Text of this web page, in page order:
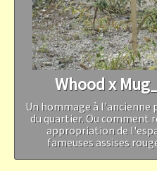
Whood x
Un hommage à l'ancienne
du quartier. Ou comment
appropriation de
fameuses assises